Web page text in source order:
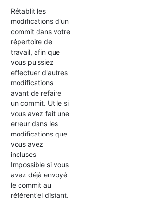
Rétablit les
modifications d'un
commit dans votre
répertoire de
travail, afin que
vous puissiez
effectuer d'autres
modifications
avant de refaire
un commit. Utile si
vous avez fait une
erreur dans les
modifications que
vous avez
incluses.
Impossible si vous
avez déjà envoyé
le commit au
référentiel distant.